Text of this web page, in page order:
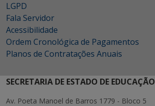
LGPD
Fala Servidor
Acessibilidade
Ordem Cronológica de Pagamentos
Planos de Contratações Anuais
SECRETARIA DE ESTADO DE EDUCAÇÃO
Av. Poeta Manoel de Barros 1779 - Bloco 5